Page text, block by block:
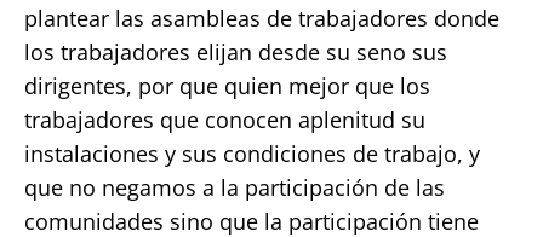
plantear las asambleas de trabajadores donde
los trabajadores elijan desde su seno sus
dirigentes, por que quien mejor que los
trabajadores que conocen aplenitud su
instalaciones y sus condiciones de trabajo, y
que no negamos a la participación de las
comunidades sino que la participación tiene